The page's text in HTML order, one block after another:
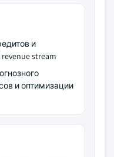
и
stream
и оптимизации